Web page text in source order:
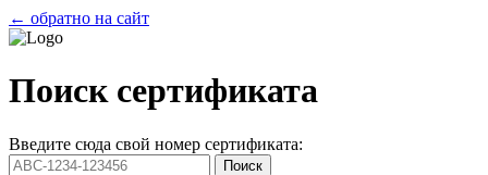
← обратно на сайт
Поиск сертификата
Введите сюда свой номер сертификата:
Поиск